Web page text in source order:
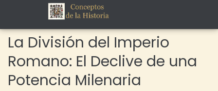
La División del Imperio
Romano: El Declive de una
Potencia Milenaria